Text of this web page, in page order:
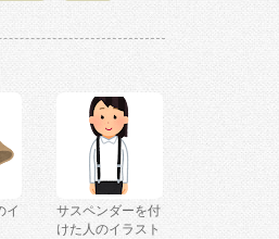
イ
サスペンダーを付
けた人のイラスト